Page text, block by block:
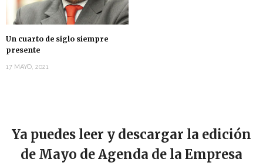
Un cuarto de siglo siempre
presente
17 MAYO, 2021
Ya puedes leer y descargar la edición
de Mayo de Agenda de la Empresa